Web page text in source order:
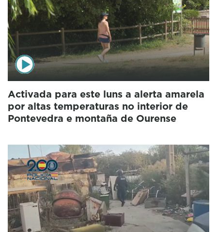
Activada para este luns a alerta amarela
por altas temperaturas no interior de
Pontevedra e montaña de Ourense